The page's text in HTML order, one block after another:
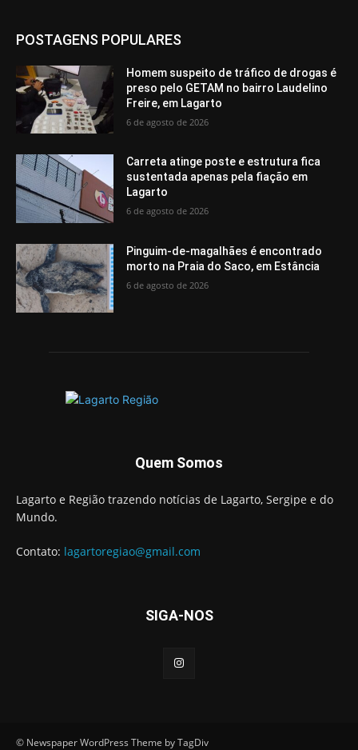
POSTAGENS POPULARES
Homem suspeito de tráfico de drogas é
preso pelo GETAM no bairro Laudelino
Freire, em Lagarto
6 de agosto de 2026
Carreta atinge poste e estrutura fica
sustentada apenas pela fiação em
Lagarto
6 de agosto de 2026
Pinguim-de-magalhães é encontrado
morto na Praia do Saco, em Estância
6 de agosto de 2026
Quem Somos
Lagarto e Região trazendo notícias de Lagarto, Sergipe e do
Mundo.
Contato: lagartoregiao@gmail.com
SIGA-NOS
© Newspaper WordPress Theme by TagDiv